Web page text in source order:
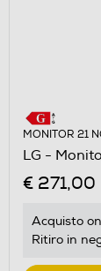
MONITOR 21
LG -
€ 271,00
Acquisto
Ritiro in